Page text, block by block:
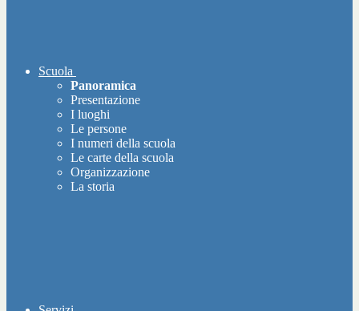
Scuola
Panoramica
Presentazione
I luoghi
Le persone
I numeri della scuola
Le carte della scuola
Organizzazione
La storia